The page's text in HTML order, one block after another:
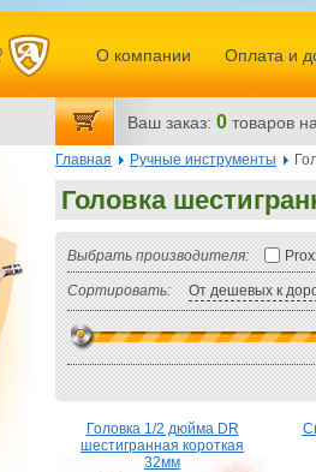
Главная Ручные инструменты
Головка
Выбрать производителя:
Сортировать: От дешевых к
Головка 1/2 дюйма DR
шестигранная короткая
32мм
О компании Оплата и
Ваш заказ: 0 товаров